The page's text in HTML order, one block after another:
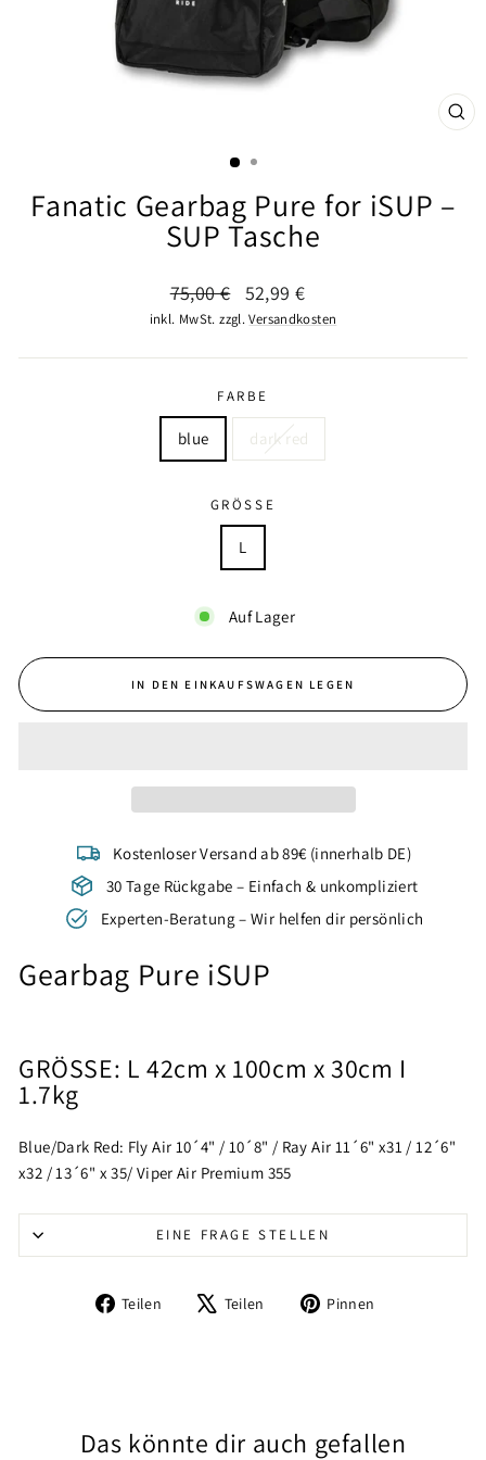
Fanatic Gearbag Pure for iSUP –
SUP Tasche
Normaler
Preis
75,00 € Sonderpreis
52,99 €
inkl. MwSt. zzgl.Versandkosten
FARBE
blue dark red
GRÖSSE
L
Auf Lager
IN DEN EINKAUFSWAGEN LEGEN
Kostenloser Versand ab 89€ (innerhalb DE)
30 Tage Rückgabe – Einfach & unkompliziert
Experten-Beratung – Wir helfen dir persönlich
Gearbag Pure iSUP
GRÖSSE: L 42cm x 100cm x 30cm I
1.7kg
Blue/Dark Red: Fly Air 10´4" / 10´8" / Ray Air 11´6" x31 / 12´6"
x32 / 13´6" x 35/ Viper Air Premium 355
EINE FRAGE STELLEN
Teilen
Auf
Teilen
Auf
Pinnen
Das könnte dir auch gefallen